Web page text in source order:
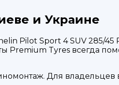
и Украине
Pilot Sport 4 SUV 285/45
Premium Tyres всегда
Для владельцев